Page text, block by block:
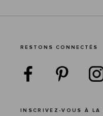
RESTONS CONNECTÉS
INSCRIVEZ-VOUS À LA